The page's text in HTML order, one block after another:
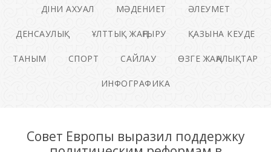
ДІНИ АХУАЛ МӘДЕНИЕТ ӘЛЕУМЕТ
ДЕНСАУЛЫҚ ҰЛТТЫҚ ЖАҢҒЫРУ ҚАЗЫНА КЕУДЕ
ТАНЫМ СПОРТ САЙЛАУ ӨЗГЕ ЖАҢАЛЫҚТАР
ИНФОГРАФИКА
Совет Европы выразил поддержку